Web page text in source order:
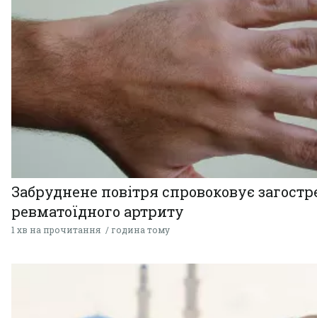
Забруднене повітря спровоковує
ревматоїдного артриту
1 хв на прочитання година тому